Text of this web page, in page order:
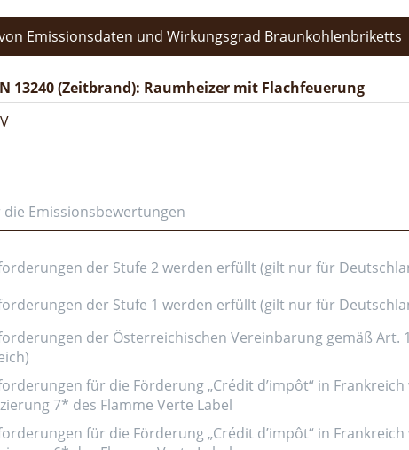
Emissionsdaten und Wirkungsgrad Braunkohlenbriketts
13240 (Zeitbrand): Raumheizer mit Flachfeuerung
die Emissionsbewertungen
der Stufe 2 werden erfüllt (gilt nur für
der Stufe 1 werden erfüllt (gilt nur für
der Österreichischen Vereinbarung gemäß Art.
für die Förderung „Crédit d’impôt“ in
7* des Flamme Verte Label
für die Förderung „Crédit d’impôt“ in